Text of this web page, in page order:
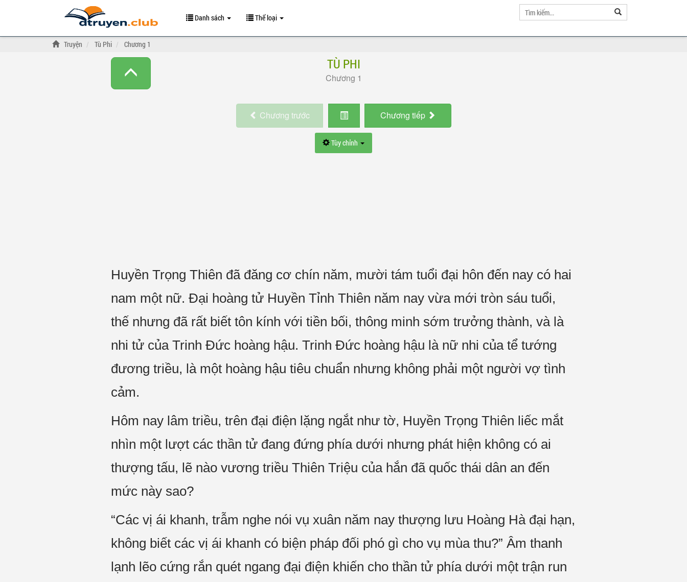
Danh sách Thể loại
Truyện Tù Phi Chương 1
TÙ PHI
Chương 1
Chương trước Chương tiếp
Tùy chỉnh
Huyền Trọng Thiên đã đăng cơ chín năm, mười tám tuổi đại hôn đến nay có hai
nam một nữ. Đại hoàng tử Huyền Tỉnh Thiên năm nay vừa mới tròn sáu tuổi,
thế nhưng đã rất biết tôn kính với tiền bối, thông minh sớm trưởng thành, và là
nhi tử của Trinh Đức hoàng hậu. Trinh Đức hoàng hậu là nữ nhi của tể tướng
đương triều, là một hoàng hậu tiêu chuẩn nhưng không phải một người vợ tình
cảm.
Hôm nay lâm triều, trên đại điện lặng ngắt như tờ, Huyền Trọng Thiên liếc mắt
nhìn một lượt các thần tử đang đứng phía dưới nhưng phát hiện không có ai
thượng tấu, lẽ nào vương triều Thiên Triệu của hắn đã quốc thái dân an đến
mức này sao?
“Các vị ái khanh, trẫm nghe nói vụ xuân năm nay thượng lưu Hoàng Hà đại hạn,
không biết các vị ái khanh có biện pháp đối phó gì cho vụ mùa thu?” Âm thanh
lạnh lẽo cứng rắn quét ngang đại điện khiến cho thần tử phía dưới một trận run